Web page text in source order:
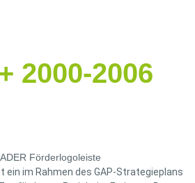
2000-2006
ein im Rahmen des GAP-Strategieplans